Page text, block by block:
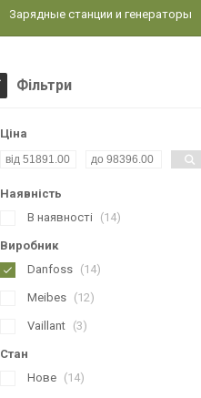
Зарядные станции и генераторы
Фільтри
Ціна
Наявність
В наявності
14
Виробник
Danfoss
14
Meibes 12
Vaillant 3
Стан
Нове
14